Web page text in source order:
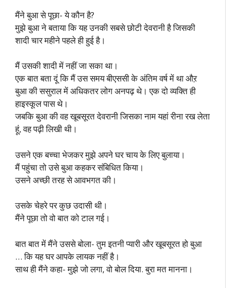
मैंने बुआ से पूछा- ये कौन है?
मुझे बुआ ने बताया कि यह उनकी सबसे छोटी देवरानी है जिसकी
शादी चार महीने पहले ही हुई है।
मैं उसकी शादी में नहीं जा सका था।
एक बात बता दूं कि मैं उस समय बीएससी के अंतिम वर्ष में था औऱ
बुआ की ससुराल में अधिकतर लोग अनपढ़ थे। एक दो व्यक्ति ही
हाइस्कूल पास थे।
जबकि बुआ की वह खूबसूरत देवरानी जिसका नाम यहां रीना रख लेता
हूं, वह पढ़ी लिखी थी।
उसने एक बच्चा भेजकर मुझे अपने घर चाय के लिए बुलाया।
मैं पहुंचा तो उसे बुआ कहकर संबिधित किया।
उसने अच्छी तरह से आवभगत की।
उसके चेहरे पर कुछ उदासी थी।
मैंने पूछा तो वो बात को टाल गई।
बात बात में मैंने उससे बोला- तुम इतनी प्यारी और खूबसूरत हो बुआ
… कि यह घर आपके लायक नहीं है।
साथ ही मैंने कहा- मुझे जो लगा, वो बोल दिया. बुरा मत मानना।